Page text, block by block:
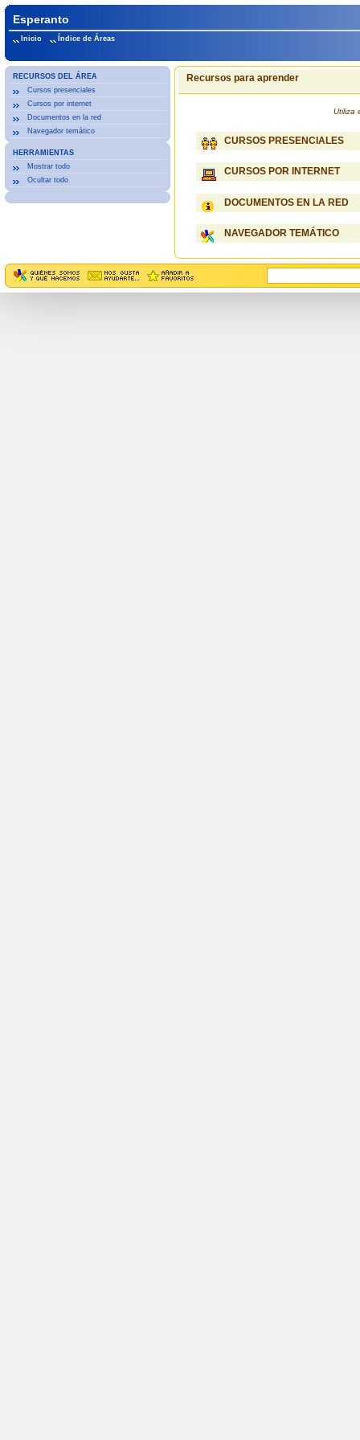
Esperanto
Inicio Índice de Áreas
RECURSOS DEL ÁREA
Cursos presenciales
Cursos por internet
Documentos en la red
Navegador temático
HERRAMIENTAS
Mostrar todo
Ocultar todo
Recursos para aprender
Utiliza
CURSOS PRESENCIALES
CURSOS POR INTERNET
DOCUMENTOS EN LA RED
NAVEGADOR TEMÁTICO